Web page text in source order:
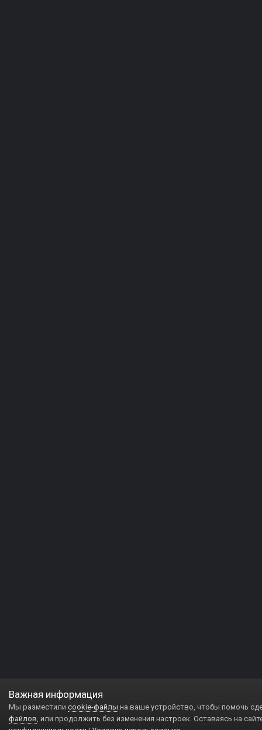
Важная информация
Мы разместили cookie-файлы на ваше устройство, чтобы помочь
файлов, или продолжить без изменения настроек. Оставаясь на